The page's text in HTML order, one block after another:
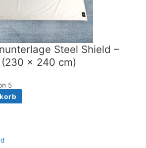
Steel Shield –
x 240 cm)
5